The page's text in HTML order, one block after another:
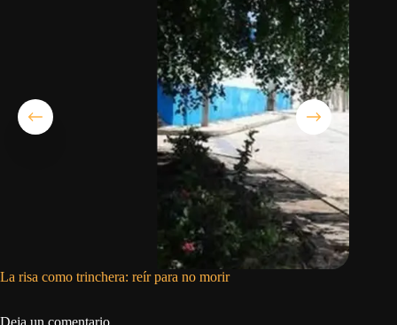
La risa como trinchera: reír para no morir
Deja un comentario